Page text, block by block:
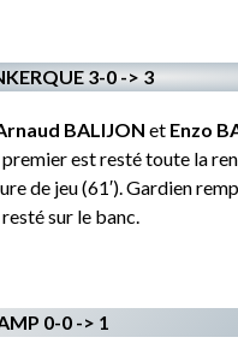
3-0 -> 3
BALIJON et Enzo
est resté toute la
de jeu (61′). Gardien
sur le banc.
0-0 -> 1